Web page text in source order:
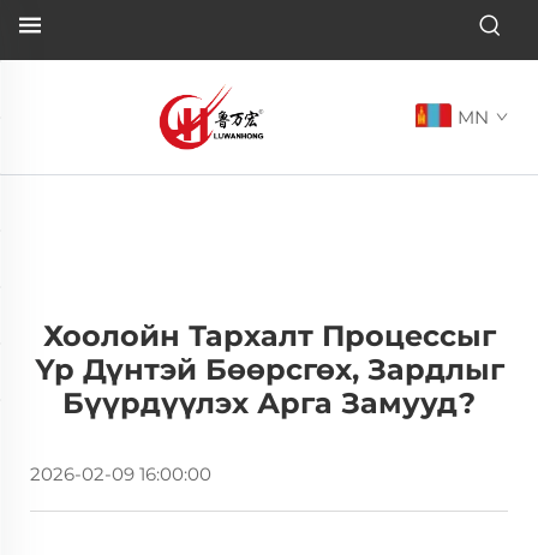
MN
Хоолойн Тархалт Процессыг
Үр Дүнтэй Бөөрсгөх, Зардлыг
Бүүрдүүлэх Арга Замууд?
2026-02-09 16:00:00